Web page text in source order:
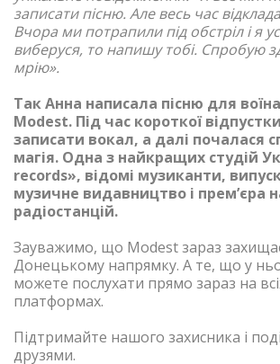
записати пісню. Але весь час
Вчора ми потрапили під обстріл і я
виберуся, то напишу тобі. Спробую
мрію».
Так Анна написала пісню для
Modest. Під час короткої
записати вокал, а далі почалася
магія. Одна з найкращих студій
records», відомі музиканти,
музичне видавництво і премʼєра
радіостанцій.
Зауважимо, що Modest зараз
Донецькому напрямку. А те, що у
можете послухати прямо зараз на
платформах.
Підтримайте нашого захисника і
друзями.